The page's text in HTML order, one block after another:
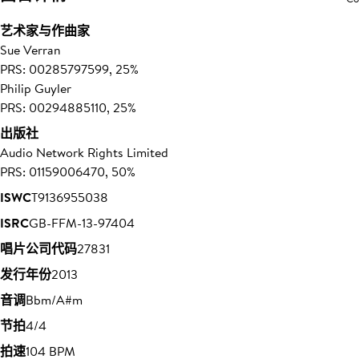
艺术家与作曲家
Sue Verran
PRS: 00285797599, 25%
Philip Guyler
PRS: 00294885110, 25%
出版社
Audio Network Rights Limited
PRS: 01159006470, 50%
ISWCT9136955038
ISRCGB-FFM-13-97404
唱片公司代码27831
发行年份2013
音调Bbm/A#m
节拍4/4
拍速104 BPM